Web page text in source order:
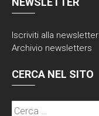
Iscriviti alla newsletter
Archivio newsletters
CERCA NEL SITO
Ricerca